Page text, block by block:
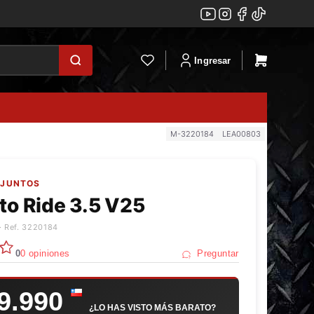
Ingresar
M-3220184 LEA00803
Ride 3.5 V25
Ref. 3220184
00 opiniones Preguntar
¿LO HAS VISTO MÁS BARATO?